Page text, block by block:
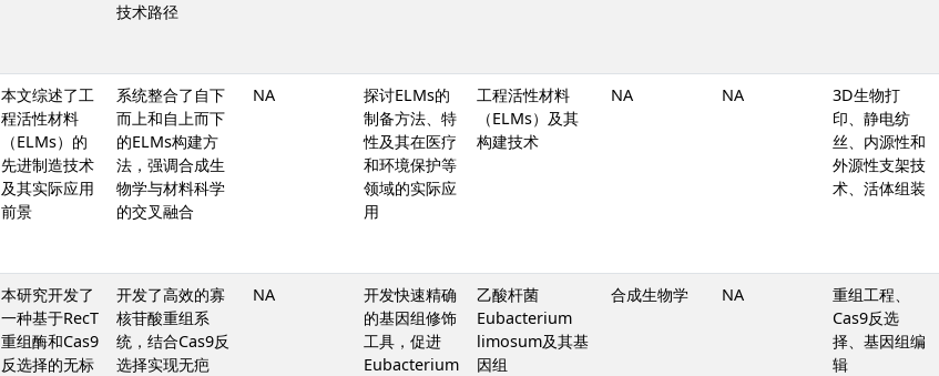
技术路径
本文综述了工
程活性材料
（ELMs）的
先进制造技术
及其实际应用
前景
系统整合了自下
而上和自上而下
的ELMs构建方
法，强调合成生
物学与材料科学
的交叉融合
NA
探讨ELMs的
制备方法、特
性及其在医疗
和环境保护等
领域的实际应
用
工程活性材料
（ELMs）及其
构建技术
NA NA
3D生物打
印、静电纺
丝、内源性和
外源性支架技
术、活体组装
本研究开发了
一种基于RecT
重组酶和Cas9
反选择的无标
开发了高效的寡
核苷酸重组系
统，结合Cas9反
选择实现无疤
NA
开发快速精确
的基因组修饰
工具，促进
Eubacterium
乙酸杆菌
Eubacterium
limosum及其基
因组
合成生物学 NA
重组工程、
Cas9反选
择、基因组编
辑